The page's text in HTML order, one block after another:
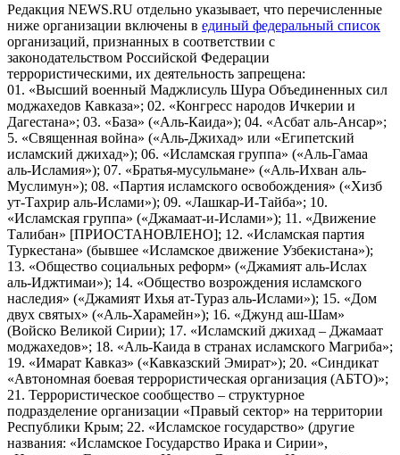
Редакция NEWS.RU отдельно указывает, что перечисленные
ниже организации включены в единый федеральный список
организаций, признанных в соответствии с
законодательством Российской Федерации
террористическими, их деятельность запрещена:
01. «Высший военный Маджлисуль Шура Объединенных сил
моджахедов Кавказа»; 02. «Конгресс народов Ичкерии и
Дагестана»; 03. «База» («Аль-Каида»); 04. «Асбат аль-Ансар»;
5. «Священная война» («Аль-Джихад» или «Египетский
исламский джихад»); 06. «Исламская группа» («Аль-Гамаа
аль-Исламия»); 07. «Братья-мусульмане» («Аль-Ихван аль-
Муслимун»); 08. «Партия исламского освобождения» («Хизб
ут-Тахрир аль-Ислами»); 09. «Лашкар-И-Тайба»; 10.
«Исламская группа» («Джамаат-и-Ислами»); 11. «Движение
Талибан» [ПРИОСТАНОВЛЕНО]; 12. «Исламская партия
Туркестана» (бывшее «Исламское движение Узбекистана»);
13. «Общество социальных реформ» («Джамият аль-Ислах
аль-Иджтимаи»); 14. «Общество возрождения исламского
наследия» («Джамият Ихья ат-Тураз аль-Ислами»); 15. «Дом
двух святых» («Аль-Харамейн»); 16. «Джунд аш-Шам»
(Войско Великой Сирии); 17. «Исламский джихад – Джамаат
моджахедов»; 18. «Аль-Каида в странах исламского Магриба»;
19. «Имарат Кавказ» («Кавказский Эмират»); 20. «Синдикат
«Автономная боевая террористическая организация (АБТО)»;
21. Террористическое сообщество – структурное
подразделение организации «Правый сектор» на территории
Республики Крым; 22. «Исламское государство» (другие
названия: «Исламское Государство Ирака и Сирии»,